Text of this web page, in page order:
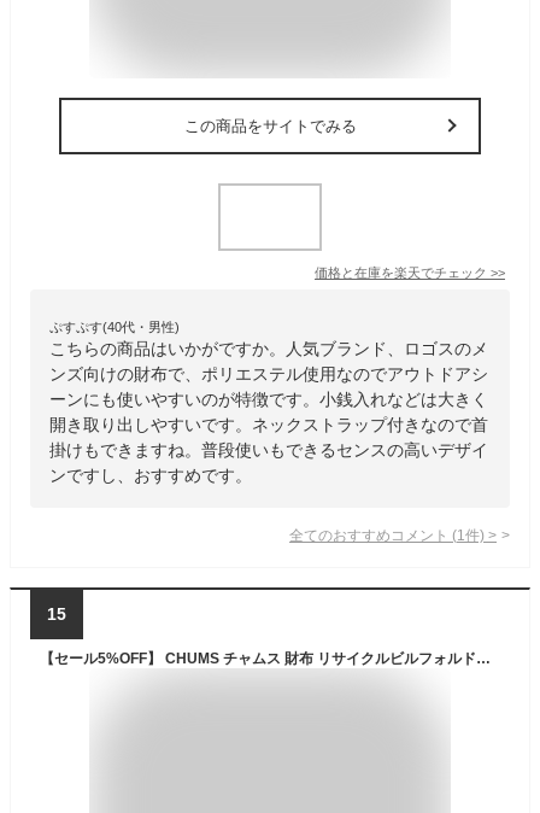
この商品をサイトでみる
価格と在庫を楽天でチェック >>
ぷすぷす(40代・男性)
こちらの商品はいかがですか。人気ブランド、ロゴスのメ
ンズ向けの財布で、ポリエステル使用なのでアウトドアシ
ーンにも使いやすいのが特徴です。小銭入れなどは大きく
開き取り出しやすいです。ネックストラップ付きなので首
掛けもできますね。普段使いもできるセンスの高いデザイ
ンですし、おすすめです。
全てのおすすめコメント (1 件) >
15
【セール5%OFF】 CHUMS チャムス 財布 リサイクルビルフォルドウォレット 長財布 ロングウォレット カード入れ 小銭入れ メンズ レディース アウトドア 通勤 通学 CH60-3568 メール便対応